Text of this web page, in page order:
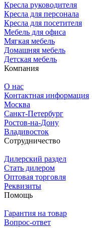
Кресла руководителя
Кресла для персонала
Кресла для посетителя
Мебель для офиса
Мягкая мебель
Домашняя мебель
Детская мебель
Компания
О нас
Контактная информация
Москва
Санкт-Петербург
Ростов-на-Дону
Владивосток
Сотрудничество
Дилерский раздел
Стать дилером
Оптовая торговля
Реквизиты
Помощь
Гарантия на товар
Вопрос-ответ